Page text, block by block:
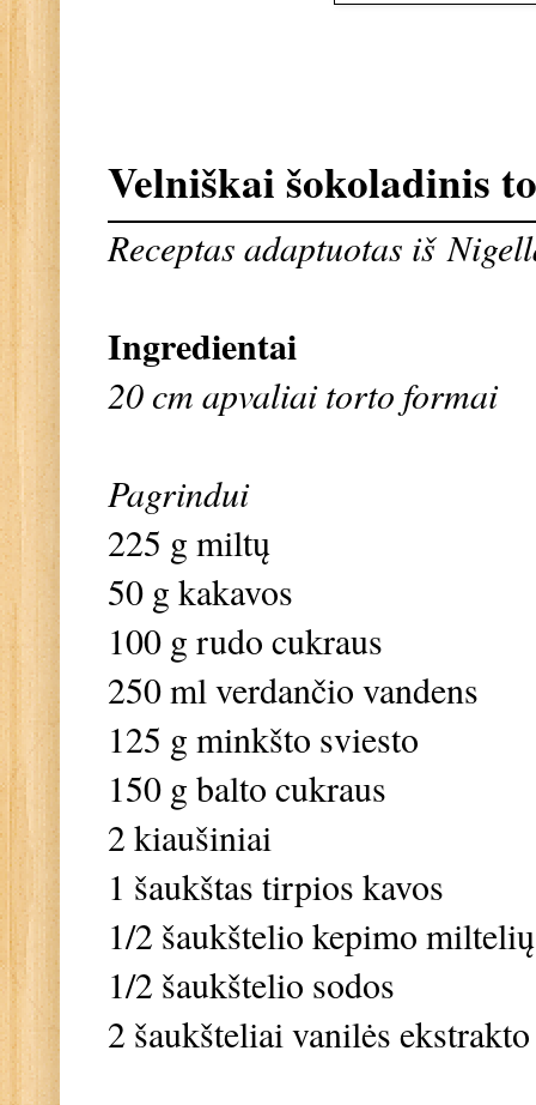
Velniškai šokoladinis
Receptas adaptuotas iš
Ingredientai
20 cm apvaliai torto formai
Pagrindui
225 g miltų
50 g kakavos
100 g rudo cukraus
250 ml verdančio vandens
125 g minkšto sviesto
150 g balto cukraus
2 kiaušiniai
1 šaukštas tirpios kavos
1/2 šaukštelio kepimo miltelių
1/2 šaukštelio sodos
2 šaukšteliai vanilės ekstrakto